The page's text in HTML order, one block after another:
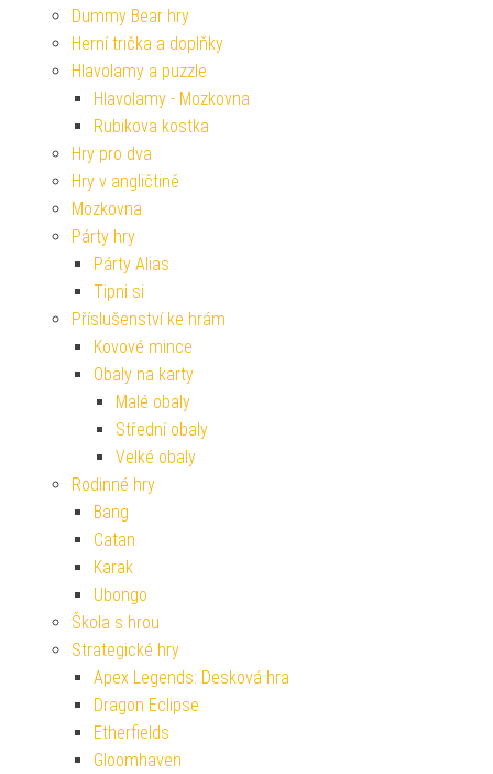
Dummy Bear hry
Herní trička a doplňky
Hlavolamy a puzzle
Hlavolamy - Mozkovna
Rubikova kostka
Hry pro dva
Hry v angličtině
Mozkovna
Párty hry
Párty Alias
Tipni si
Příslušenství ke hrám
Kovové mince
Obaly na karty
Malé obaly
Střední obaly
Velké obaly
Rodinné hry
Bang
Catan
Karak
Ubongo
Škola s hrou
Strategické hry
Apex Legends: Desková hra
Dragon Eclipse
Etherfields
Gloomhaven